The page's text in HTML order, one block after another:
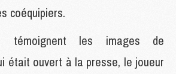
coéquipiers.
témoignent les images de
était ouvert à la presse, le joueur